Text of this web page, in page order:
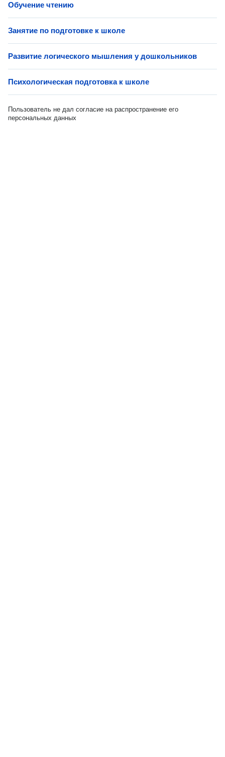
Обучение чтению
Занятие по подготовке к школе
Развитие логического мышления у дошкольников
Психологическая подготовка к школе
Пользователь не дал согласие на распространение его
персональных данных